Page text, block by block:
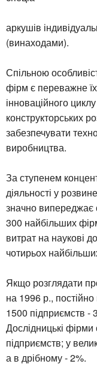
аркушів
(винаходами).
Спільною
фірм є переважне
інноваційного
конструкторських
забезпечувати
виробництва.
За ступенем
діяльності у
значно випереджає
300 найбільших
витрат на наукові
чотирьох
Якщо розглядати
на 1996 р.,
1500 підприємств -
Дослідницькі
підприємств; у
а в дрібному - 2%.